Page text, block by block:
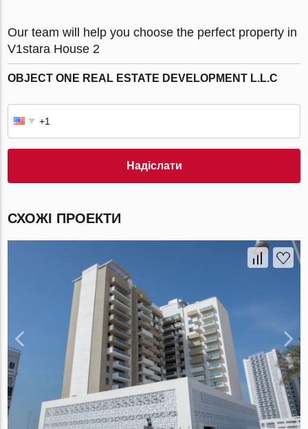
Our team will help you choose the perfect property in
V1stara House 2
OBJECT ONE REAL ESTATE DEVELOPMENT L.L.C
Надіслати
СХОЖІ ПРОЕКТИ